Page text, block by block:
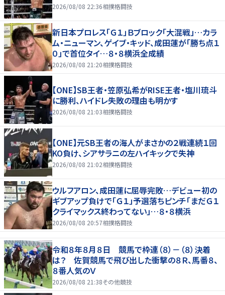
2026/08/08 22:36相撲格闘技
新日本プロレス「Ｇ１」Ｂブロック「大混戦」…カラ
ム・ニューマン、ゲイブ・キッド、成田蓮が「勝ち点１
０」で首位タイ…８・８横浜全成績
2026/08/08 21:20相撲格闘技
【ONE】SB王者・笠原弘希がRISE王者・塩川琉斗
に勝利、ハイドレ失敗の理由も明かす
2026/08/08 21:03相撲格闘技
【ONE】元SB王者の海人がまさかの２戦連続１回
KO負け、シアサラニの左ハイキックで失神
2026/08/08 21:02相撲格闘技
ウルフアロン、成田蓮に屈辱完敗…デビュー初の
ギブアップ負けで「Ｇ１」予選落ちピンチ「まだＧ１
クライマックス終わってない」…８・８横浜
2026/08/08 20:57相撲格闘技
令和８年８月８日 競馬で枠連（８）－（８）決着
は？ 佐賀競馬で飛び出した衝撃の８Ｒ、馬番８、
８番人気のＶ
2026/08/08 21:38その他競技